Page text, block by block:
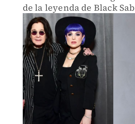
de la leyenda de Black